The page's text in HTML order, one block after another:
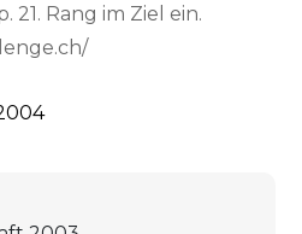
21. Rang im Ziel ein.